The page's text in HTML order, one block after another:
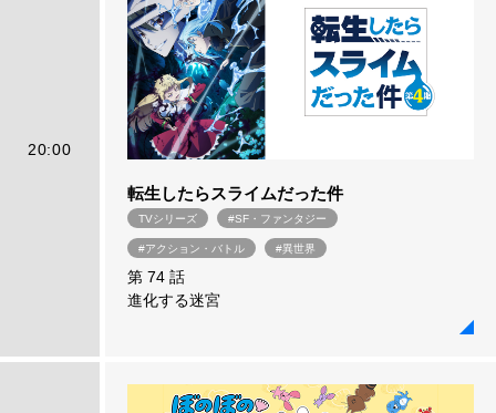
20:00
転生したらスライムだった件
TVシリーズ #SF・ファンタジー
#アクション・バトル #異世界
第 74 話
進化する迷宮